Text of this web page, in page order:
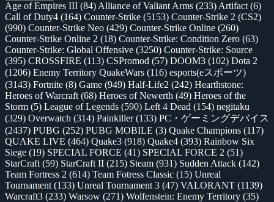
Age of Empires III (84) Alliance of Valiant Arms (233) Artifact (6)
Call of Duty4 (164) Counter-Strike (5153) Counter-Strike 2 (CS2)
(990) Counter-Strike Neo (429) Counter-Strike Online (260)
Counter-Strike Online 2 (18) Counter-Strike: Condition Zero (63)
Counter-Strike: Global Offensive (3250) Counter-Strike: Source
(395) CROSSFIRE (113) CSPromod (57) DOOM3 (102) Dota 2
(1206) Enemy Territory QuakeWars (116) esports(eスポーツ)
(3143) Fortnite (8) Game (949) Half-Life2 (242) Hearthstone:
Heroes of Warcraft (68) Heroes of Newerth (49) Heroes of the
Storm (5) League of Legends (590) Left 4 Dead (154) negitaku
(329) Overwatch (314) Painkiller(133) PC・ゲーミングデバイス
(2437) PUBG (252) PUBG MOBILE (3) Quake Champions (117)
QUAKE LIVE (464) Quake3 (918) Quake4 (393) Rainbow Six
Siege (19) SPECIAL FORCE (41) SPECIAL FORCE 2 (51)
StarCraft (59) StarCraft II (215) Steam (931) Sudden Attack (142)
Team Fortress 2 (614) Team Fotress Classic (15) Unreal
Tournament (133) Unreal Tournament 3 (47) VALORANT (1139)
Warcraft3 (233) Warsow (271) Wolfenstein: Enemy Territory (35)